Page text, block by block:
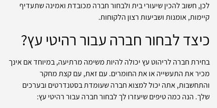
לכן, חשוב להכין שיעורי בית ולבחור חברה מכובדת ואמינה שתעדיף
קיימות, אומנות ושביעות רצון הלקוחות.
כיצד לבחור חברה עבור רהיטי עץ?
בחירת חברה לריהוט עץ יכולה להיות משימה מרתיעה, במיוחד אם אינך
מכיר את התעשייה או את החומרים. עם זאת, עם קצת מחקר
והתחשבות, אתה יכול למצוא חברה שעומדת בסטנדרטים ובערכים
שלך. הנה כמה טיפים שיעזרו לך לבחור חברה עבור רהיטי עץ: